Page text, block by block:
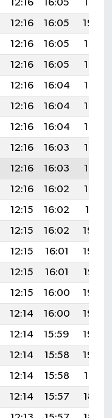
12:16 16:05
19:21
12:16 16:05
19:20
12:16 16:05
19:19
12:16 16:05
19:18
12:16 16:04
19:17
12:16 16:04
19:16
12:16 16:04
19:15
12:16 16:03
19:14
12:16 16:03
19:13
12:16 16:02
19:12
12:15 16:02
19:11
12:15 16:02
19:09
12:15 16:01
19:08
12:15 16:01
19:07
12:15 16:00
19:06
12:14 16:00
19:04
12:14 15:59
19:03
12:14 15:58
19:02
12:14 15:58
19:01
12:14 15:57
18:59